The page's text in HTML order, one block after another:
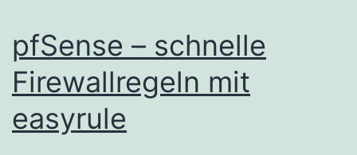
pfSense – schnelle
Firewallregeln mit
easyrule